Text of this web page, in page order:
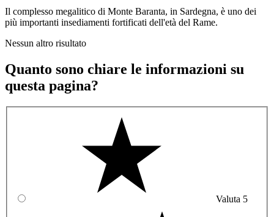
Il complesso megalitico di Monte Baranta, in Sardegna, è uno dei
più importanti insediamenti fortificati dell'età del Rame.
Nessun altro risultato
Quanto sono chiare le informazioni su
questa pagina?
Valuta 5